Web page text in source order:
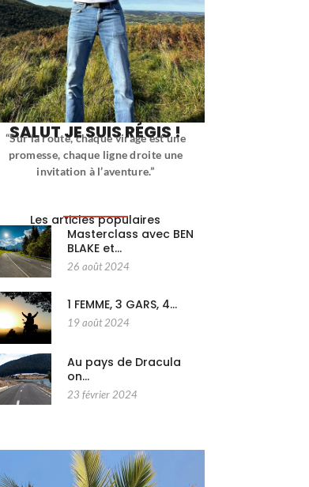
SALUT JE SUIS RÉGIS !
“Sur la route, chaque virage est une
promesse, chaque ligne droite une
invitation à l’aventure.”
Les articles populaires
Masterclass avec BEN
BLAKE et…
26 août 2024
1 FEMME, 3 GARS, 4…
19 août 2024
Au pays de Dracula
on…
23 février 2024